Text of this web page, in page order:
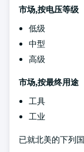
市场,按电压等级
低级
中型
高级
市场,按最终用途
工具
工业
已就北美的下列